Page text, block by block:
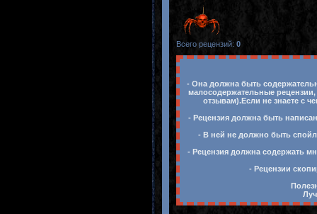
Всего рецензий: 0
- Она должна быть
малосодержательные
отзывам).Если не знаете с
- Рецензия должна быть
- В ней не должно быть
- Рецензия должна содержать
- Рецензии